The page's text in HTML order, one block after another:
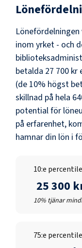
inom yrket - och
betalda 27 700 kr
(de 10% högst
skillnad på hela
potential för
på erfarenhet,
hamnar din lön i
10:e
25 300
10% tjänar
75:e